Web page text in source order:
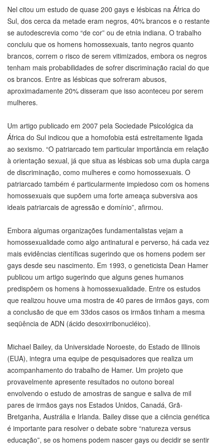
Nel citou um estudo de quase 200 gays e lésbicas na África do
Sul, dos cerca da metade eram negros, 40% brancos e o restante
se autodescrevia como “de cor” ou de etnia indiana. O trabalho
concluiu que os homens homossexuais, tanto negros quanto
brancos, correm o risco de serem vitimizados, embora os negros
tenham mais probabilidades de sofrer discriminação racial do que
os brancos. Entre as lésbicas que sofreram abusos,
aproximadamente 20% disseram que isso aconteceu por serem
mulheres.
Um artigo publicado em 2007 pela Sociedade Psicológica da
África do Sul indicou que a homofobia está estreitamente ligada
ao sexismo. “O patriarcado tem particular importância em relação
à orientação sexual, já que situa as lésbicas sob uma dupla carga
de discriminação, como mulheres e como homossexuais. O
patriarcado também é particularmente impiedoso com os homens
homossexuais que supõem uma forte ameaça subversiva aos
ideais patriarcais de agressão e domínio”, afirmou.
Embora algumas organizações fundamentalistas vejam a
homossexualidade como algo antinatural e perverso, há cada vez
mais evidências científicas sugerindo que os homens podem ser
gays desde seu nascimento. Em 1993, o geneticista Dean Hamer
publicou um artigo sugerindo que alguns genes humanos
predispõem os homens à homossexualidade. Entre os estudos
que realizou houve uma mostra de 40 pares de irmãos gays, com
a conclusão de que em 33dos casos os irmãos tinham a mesma
seqüência de ADN (ácido desoxirribonucléico).
Michael Bailey, da Universidade Noroeste, do Estado de Illinois
(EUA), integra uma equipe de pesquisadores que realiza um
acompanhamento do trabalho de Hamer. Um projeto que
provavelmente apresente resultados no outono boreal
envolvendo o estudo de amostras de sangue e saliva de mil
pares de irmãos gays nos Estados Unidos, Canadá, Grã-
Bretganha, Austrália e Irlanda. Bailey disse que a ciência genética
é importante para resolver o debate sobre “natureza versus
educação”, se os homens podem nascer gays ou decidir se sentir